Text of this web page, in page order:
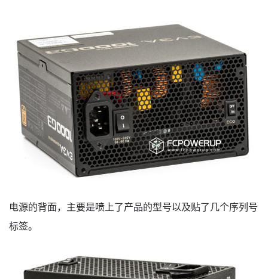
电源的背面，主要是喷上了产品的型号以及贴了几个序列号
标签。